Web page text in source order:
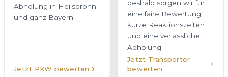
Abholung in Heilsbronn
und ganz Bayern.
eine faire Bewertung,
kurze Reaktionszeiten
und eine verlässliche
Abholung.
Jetzt Transporter
bewerten